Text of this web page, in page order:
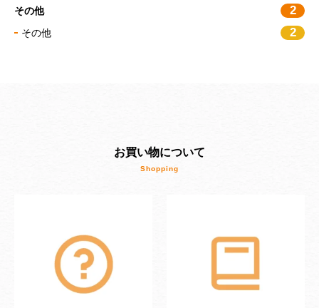
その他 2
その他 2
お買い物について